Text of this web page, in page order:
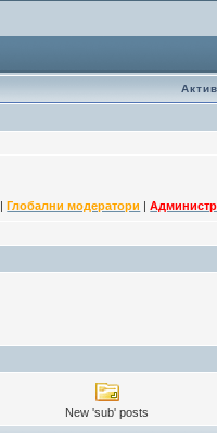
|Глобални модератори |
New 'sub' posts